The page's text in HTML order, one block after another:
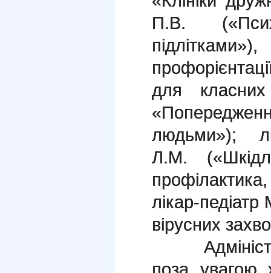
П.В.
для класних
людьми»);
Л.М.
лікар-
вірусних
поза увагою